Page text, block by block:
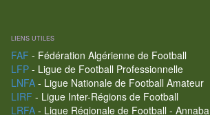
LIENS UTILES
FAF - Fédération Algérienne de Football
LFP- Ligue de Football Professionnelle
LNFA- Ligue Nationale de Football Amateur
LIRF - Ligue Inter-Régions de Football
LRFA- Ligue Régionale de Football - Annaba